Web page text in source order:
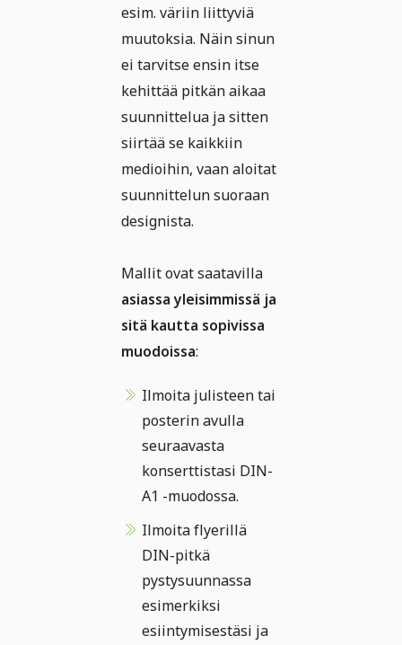
esim. väriin liittyviä
muutoksia. Näin sinun
ei tarvitse ensin itse
kehittää pitkän aikaa
suunnittelua ja sitten
siirtää se kaikkiin
medioihin, vaan aloitat
suunnittelun suoraan
designista.
Mallit ovat saatavilla
asiassa yleisimmissä ja
sitä kautta sopivissa
muodoissa:
Ilmoita julisteen tai
posterin avulla
seuraavasta
konserttistasi DIN-
A1 -muodossa.
Ilmoita flyerillä
DIN-pitkä
pystysuunnassa
esimerkiksi
esiintymisestäsi ja